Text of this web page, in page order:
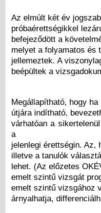
Az elmúlt két év
próbaérettségikkel
befejeződött a
melyet a folyamatos és
jellemeztek. A
beépültek a
Megállapítható, hogy
útjára indítható,
várhatóan a
a
jelenlegi érettségin. Az,
illetve a tanulók
lehet. (Az előzetes
emelt szintű vizsgát
emelt szintű vizsgához
árnyalhatja,